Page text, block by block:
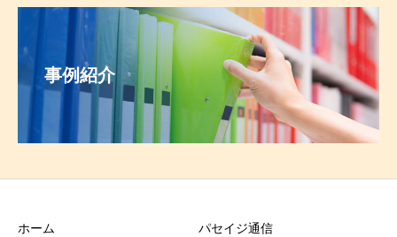
事例紹介
ホーム
パセイジ通信